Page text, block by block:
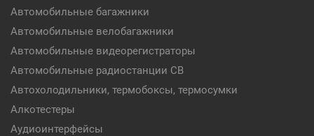
Автомобильные багажники
Автомобильные велобагажники
Автомобильные видеорегистраторы
Автомобильные радиостанции CB
Автохолодильники, термобоксы, термосумки
Алкотестеры
Аудиоинтерфейсы